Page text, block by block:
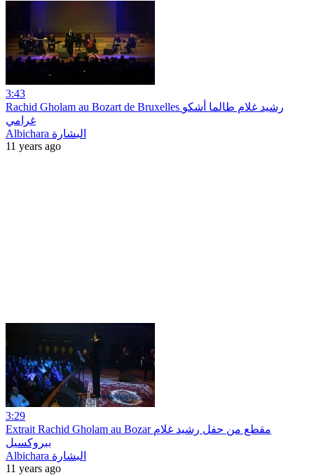
3:43
Rachid Gholam au Bozart de Bruxelles رشيد غلام طالما أشكو
غرامي
Albichara البشارة
11 years ago
3:29
Extrait Rachid Gholam au Bozar مقطع من حفل رشيد غلام
ببروكسيل
Albichara البشارة
11 years ago